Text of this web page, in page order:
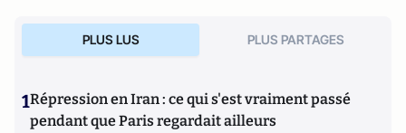
PLUS LUS PLUS PARTAGES
1Répression en Iran : ce qui s'est vraiment passé
pendant que Paris regardait ailleurs